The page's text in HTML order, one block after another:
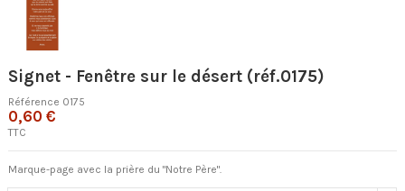
Signet - Fenêtre sur le désert (réf.0175)
Référence 0175
0,60 €
TTC
Marque-page avec la prière du "Notre Père".